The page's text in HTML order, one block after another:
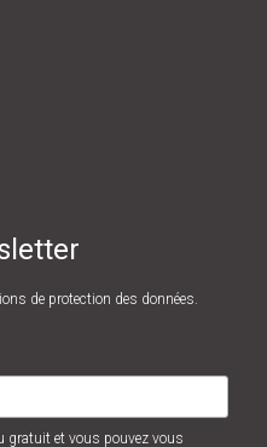
de protection des données.
gratuit et vous pouvez vous